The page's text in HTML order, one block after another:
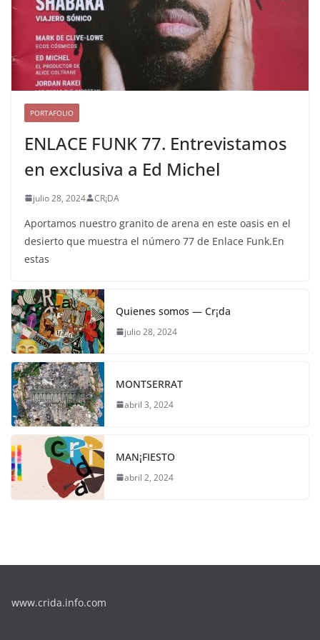
PORTAFOLIO
ENLACE FUNK 77. Entrevistamos
en exclusiva a Ed Michel
julio 28, 2024 CR¡DA
Aportamos nuestro granito de arena en este oasis en el
desierto que muestra el número 77 de Enlace Funk.En
estas
Quienes somos — Cr¡da
julio 28, 2024
MONTSERRAT
abril 3, 2024
MAN¡FIESTO
abril 2, 2024
www.crida.info.com